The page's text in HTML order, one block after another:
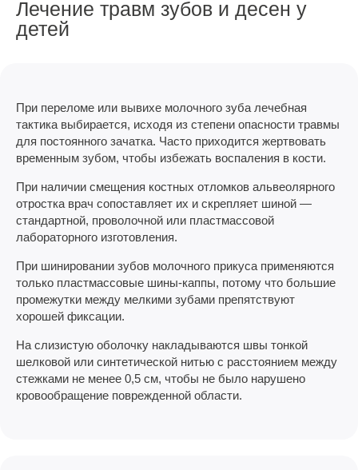
Лечение травм зубов и десен у
детей
При переломе или вывихе молочного зуба лечебная
тактика выбирается, исходя из степени опасности травмы
для постоянного зачатка. Часто приходится жертвовать
временным зубом, чтобы избежать воспаления в кости.
При наличии смещения костных отломков альвеолярного
отростка врач сопоставляет их и скрепляет шиной —
стандартной, проволочной или пластмассовой
лабораторного изготовления.
При шинировании зубов молочного прикуса применяются
только пластмассовые шины-каппы, потому что большие
промежутки между мелкими зубами препятствуют
хорошей фиксации.
На слизистую оболочку накладываются швы тонкой
шелковой или синтетической нитью с расстоянием между
стежками не менее 0,5 см, чтобы не было нарушено
кровообращение поврежденной области.